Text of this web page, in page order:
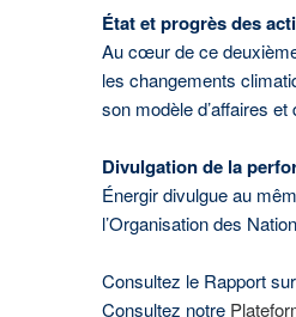
État et progrès des
Au cœur de ce
les changements
son modèle d’affaires
Divulgation de la
Énergir divulgue au
l’Organisation des
Consultez le Rapport
Consultez notre